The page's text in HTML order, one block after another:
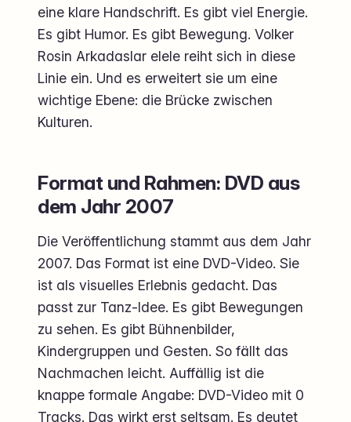
eine klare Handschrift. Es gibt viel Energie.
Es gibt Humor. Es gibt Bewegung. Volker
Rosin Arkadaslar elele reiht sich in diese
Linie ein. Und es erweitert sie um eine
wichtige Ebene: die Brücke zwischen
Kulturen.
Format und Rahmen: DVD aus
dem Jahr 2007
Die Veröffentlichung stammt aus dem Jahr
2007. Das Format ist eine DVD-Video. Sie
ist als visuelles Erlebnis gedacht. Das
passt zur Tanz-Idee. Es gibt Bewegungen
zu sehen. Es gibt Bühnenbilder,
Kindergruppen und Gesten. So fällt das
Nachmachen leicht. Auffällig ist die
knappe formale Angabe: DVD-Video mit 0
Tracks. Das wirkt erst seltsam. Es deutet